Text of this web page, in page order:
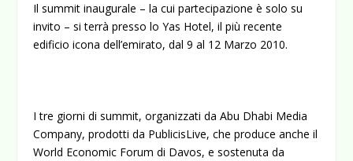
Il summit inaugurale – la cui partecipazione è solo su
invito – si terrà presso lo Yas Hotel, il più recente
edificio icona dell’emirato, dal 9 al 12 Marzo 2010.
I tre giorni di summit, organizzati da Abu Dhabi Media
Company, prodotti da PublicisLive, che produce anche il
World Economic Forum di Davos, e sostenuta da